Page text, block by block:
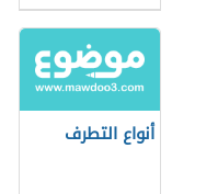
أنواع التطرف